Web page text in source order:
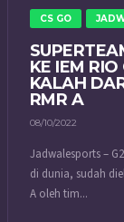
CS GO
KE IEM
KALAH
RMR A
08/10/2022
Jadwalesports –
di dunia, sudah
A oleh tim...